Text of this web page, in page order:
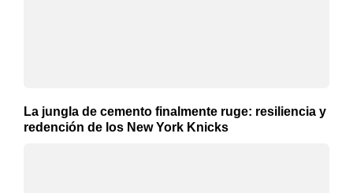
La jungla de cemento finalmente ruge: resiliencia y
redención de los New York Knicks